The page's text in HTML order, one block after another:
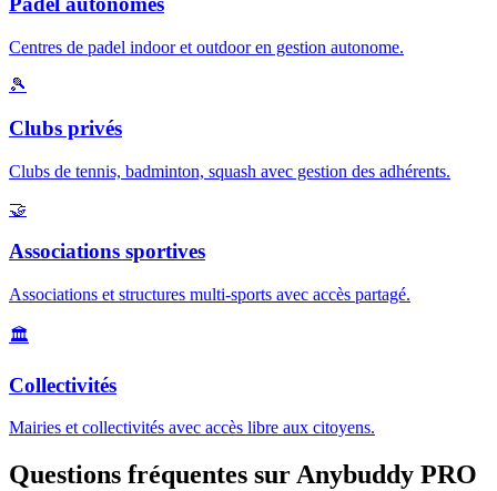
Centres de padel indoor et outdoor en gestion autonome.
🎾
Clubs privés
Clubs de tennis, badminton, squash avec gestion des adhérents.
🤝
Associations sportives
Associations et structures multi-sports avec accès partagé.
🏛️
Collectivités
Mairies et collectivités avec accès libre aux citoyens.
Questions fréquentes sur Anybuddy PRO